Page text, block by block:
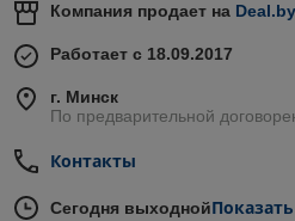
Компания продает на Deal.by
Работает с 18.09.2017
г. Минск
По предварительной
Контакты
Сегодня выходной